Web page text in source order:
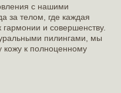
с нашими
за телом, где каждая
и совершенству.
пилингами, мы
кожу к полноценному